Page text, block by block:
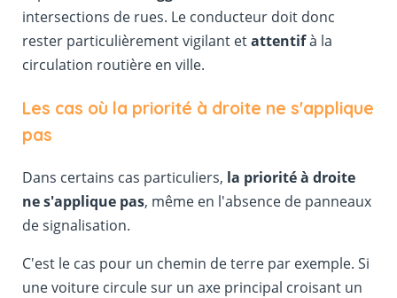
intersections de rues. Le conducteur doit donc
rester particulièrement vigilant etattentifà la
circulation routière en ville.
Les cas où la priorité à droite ne s'applique
pas
Dans certains cas particuliers, la priorité à droite
ne s'applique pas, même en l'absence de panneaux
de signalisation.
C'est le cas pour un chemin de terre par exemple. Si
une voiture circule sur un axe principal croisant un